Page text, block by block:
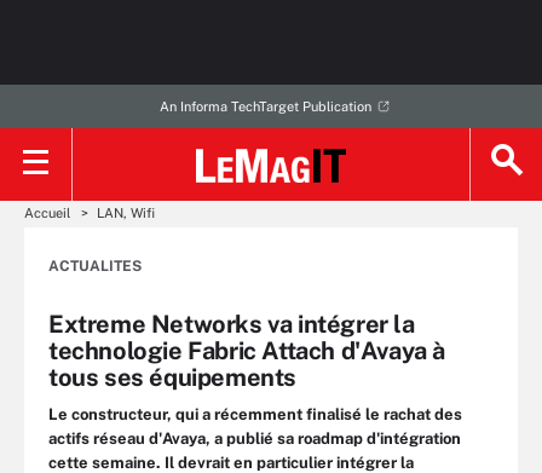
An Informa TechTarget Publication
Accueil LAN, Wifi
ACTUALITES
Extreme Networks va intégrer la
technologie Fabric Attach d'Avaya à
tous ses équipements
Le constructeur, qui a récemment finalisé le rachat des
actifs réseau d'Avaya, a publié sa roadmap d'intégration
cette semaine. Il devrait en particulier intégrer la